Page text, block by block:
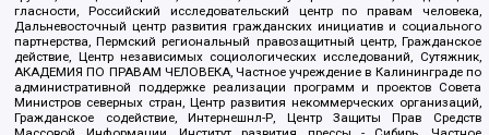
гласности, Российский исследовательский центр по правам человека,
Дальневосточный центр развития гражданских инициатив и социального
партнерства, Пермский региональный правозащитный центр, Гражданское
действие, Центр независимых социологических исследований, Сутяжник,
АКАДЕМИЯ ПО ПРАВАМ ЧЕЛОВЕКА, Частное учреждение в Калининграде по
административной поддержке реализации программ и проектов Совета
Министров северных стран, Центр развития некоммерческих организаций,
Гражданское содействие, Интернешнл-Р, Центр Защиты Прав Средств